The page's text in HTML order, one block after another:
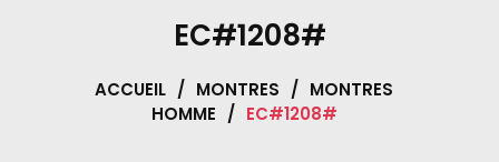
EC#1208#
ACCUEIL / MONTRES / MONTRES
HOMME / EC#1208#